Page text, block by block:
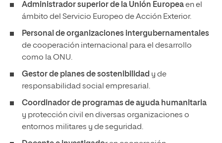
Administrador superior de la Unión Europeaen el
ámbito del Servicio Europeo de Acción Exterior.
Personal de organizaciones intergubernamentales
de cooperación internacional para el desarrollo
como la ONU.
Gestor de planes de sostenibilidad y de
responsabilidad social empresarial.
Coordinador de programas de ayuda humanitaria
y protección civil en diversas organizaciones o
entornos militares y de seguridad.